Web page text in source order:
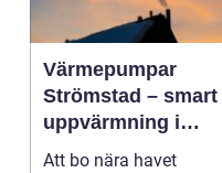
Värmepumpar
Strömstad – smart
uppvärmning i
kustklimat
Att bo nära havet